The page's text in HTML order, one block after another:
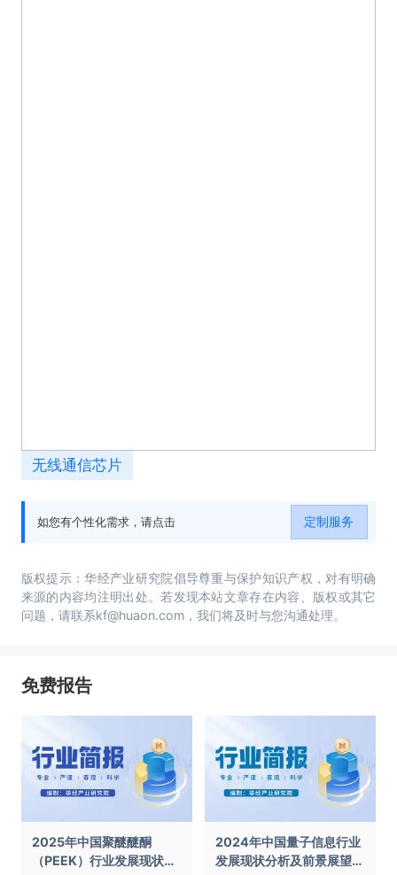
无线通信芯片
如您有个性化需求，请点击 定制服务
版权提示：华经产业研究院倡导尊重与保护知识产权，对有明确
来源的内容均注明出处。若发现本站文章存在内容、版权或其它
问题，请联系kf@huaon.com，我们将及时与您沟通处理。
免费报告
2025年中国聚醚醚酮
（PEEK）行业发展现状及
2024年中国量子信息行业
发展现状分析及前景展望报